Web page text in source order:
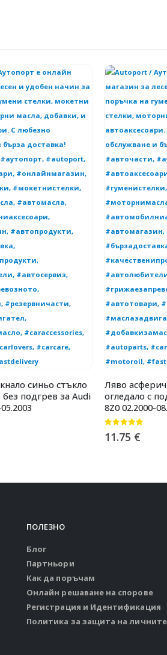
синьо стъкло
без подгрев за Audi
Ляво
огледало с
8Z0 02.2000-
11.75 €
ПОЛЕЗНО
Блог
Партньори
Как да поръчам
Онлайн решаване на спорове
Регистрация и Идентификация
Политика за защита на